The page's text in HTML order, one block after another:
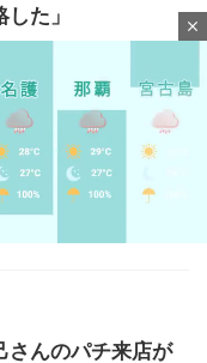
た」
を全て失ったさく
さんのパチ来店が
close
t